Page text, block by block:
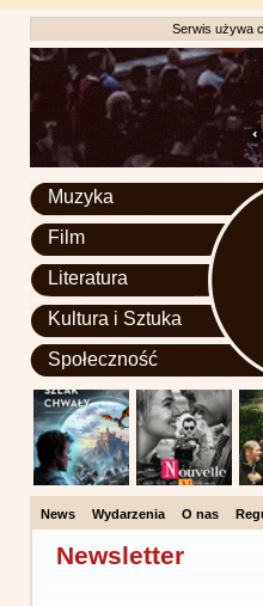
Serwis używa
Muzyka
Film
Literatura
Kultura i Sztuka
Społeczność
News Wydarzenia O nas
Newsletter